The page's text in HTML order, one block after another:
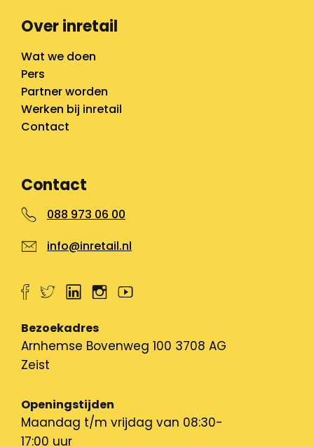
Over inretail
Wat we doen
Pers
Partner worden
Werken bij inretail
Contact
Contact
088 973 06 00
info@inretail.nl
Bezoekadres
Arnhemse Bovenweg 100 3708 AG
Zeist
Openingstijden
Maandag t/m vrijdag van 08:30-
17:00 uur